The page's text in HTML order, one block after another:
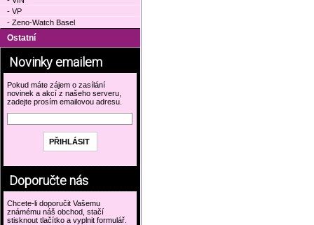
- VP
- Zeno-Watch Basel
Ostatní
Novinky emailem
Pokud máte zájem o zasílání
novinek a akcí z našeho serveru,
zadejte prosím emailovou adresu.
Doporučte nás
Chcete-li doporučit Vašemu
známému náš obchod, stačí
stisknout tlačítko a vyplnit formulář.